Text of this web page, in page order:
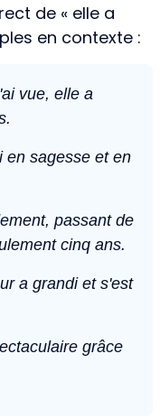
de « elle a
en contexte :
vue, elle a
en sagesse et en
passant de
cinq ans.
a grandi et s'est
grâce